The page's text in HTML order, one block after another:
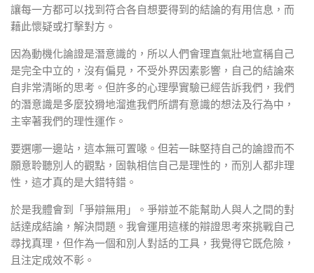
讓每一方都可以找到符合各自想要得到的結論的有用信息，而
藉此懷疑或打擊對方。
因為動機化論證是潛意識的，所以人們會理直氣壯地宣稱自己
是完全中立的，沒有偏見，不受外界因素影響，自己的結論來
自非常清晰的思考。但許多的心理學實驗已經告訴我們，我們
的潛意識是多麼狡猾地溜進我們所謂有意識的想法及行為中，
主宰著我們的理性運作。
要選哪一邊站，這本無可置喙。但若一眛堅持自己的論證而不
願意聆聽別人的觀點，固執相信自己是理性的，而別人都非理
性，這才真的是大錯特錯。
於是我體會到「爭辯無用」。爭辯並不能幫助人與人之間的對
話達成結論，解決問題。我會運用這樣的辯證思考來挑戰自己
尋找真理，但作為一個和別人對話的工具，我覺得它既危險，
且注定成效不彰。